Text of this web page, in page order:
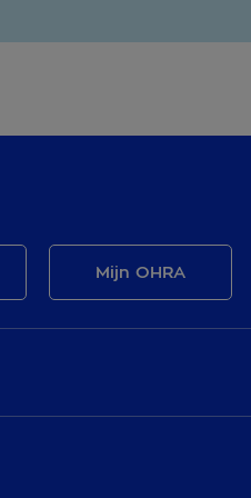
Mijn OHRA